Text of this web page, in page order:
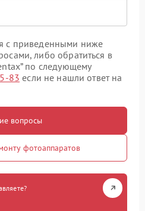
с приведенными ниже
либо обратиться в
по следующему
83 если не нашли ответ на
вопросы
фотоаппаратов